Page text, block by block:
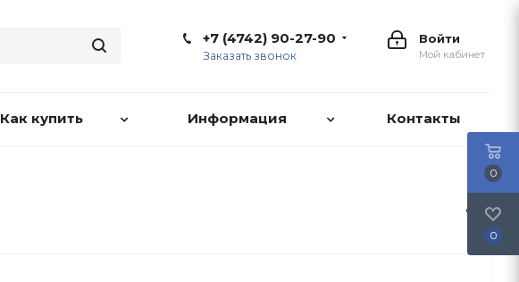
Войти
Мой кабинет
+7 (4742) 90-27-90
Заказать звонок
Как купить Информация Контакты
0
0